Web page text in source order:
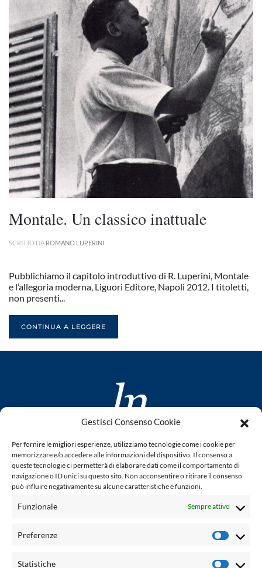
Gestisci Consenso Cookie
Per fornire le migliori esperienze, utilizziamo tecnologie come i cookie per
memorizzare e/o accedere alle informazioni del dispositivo. Il consenso a
queste tecnologie ci permetterà di elaborare dati come il comportamento di
navigazione o ID unici su questo sito. Non acconsentire o ritirare il consenso
può influire negativamente su alcune caratteristiche e funzioni.
Funzionale Sempre attivo
Preferenze
Statistiche
Montale. Un classico inattuale
SCRITTO DA ROMANO LUPERINI
Pubblichiamo il capitolo introduttivo di R. Luperini, Montale
e l’allegoria moderna, Liguori Editore, Napoli 2012. I titoletti,
non presenti...
CONTINUA A LEGGERE
www.laletteraturaenoi.it
fondato da Romano Luperini
Questo blog non rappresenta una testata giornalistica in
quanto viene aggiornato senza alcuna periodicità. Non può
legge n° 62 del 7.03.2001. L'autore non è responsabile per